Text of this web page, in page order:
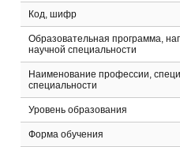
Код, шифр
Образовательная программа,
научной специальности
Наименование профессии,
специальности
Уровень образования
Форма обучения